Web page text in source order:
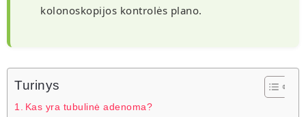
kolonoskopijos kontrolės plano.
Turinys
Kas yra tubulinė adenoma?